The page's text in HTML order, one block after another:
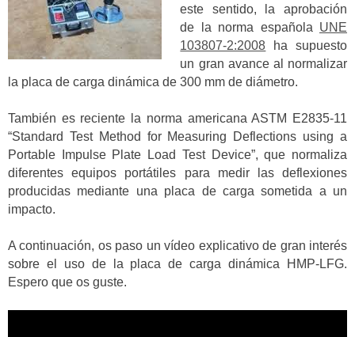
este sentido, la aprobación
de la norma española UNE
103807-2:2008 ha supuesto
un gran avance al normalizar
la placa de carga dinámica de 300 mm de diámetro.
También es reciente la norma americana ASTM E2835-11
“Standard Test Method for Measuring Deflections using a
Portable Impulse Plate Load Test Device”, que normaliza
diferentes equipos portátiles para medir las deflexiones
producidas mediante una placa de carga sometida a un
impacto.
A continuación, os paso un vídeo explicativo de gran interés
sobre el uso de la placa de carga dinámica HMP-LFG.
Espero que os guste.